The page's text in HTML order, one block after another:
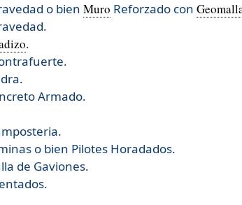
o bien Muro Reforzado con
.
Armado.
o bien Pilotes Horadados.
de Gaviones.